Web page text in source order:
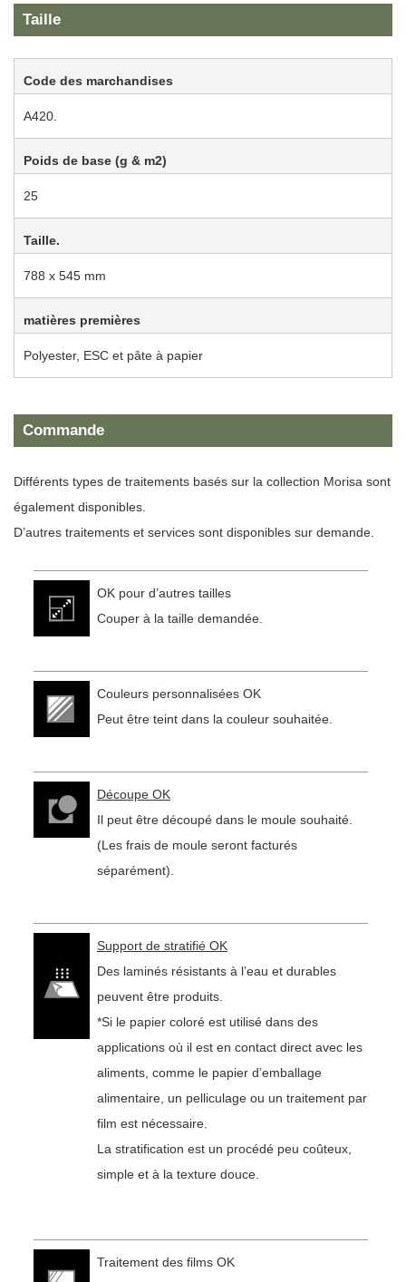
Taille
Code des marchandises
A420.
Poids de base (g & m2)
25
Taille.
788 x 545 mm
matières premières
Polyester, ESC et pâte à papier
Commande
Différents types de traitements basés sur la collection Morisa sont
également disponibles.
D’autres traitements et services sont disponibles sur demande.
OK pour d’autres tailles
Couper à la taille demandée.
Couleurs personnalisées OK
Peut être teint dans la couleur souhaitée.
Découpe OK
Il peut être découpé dans le moule souhaité.
(Les frais de moule seront facturés
séparément).
Support de stratifié OK
Des laminés résistants à l’eau et durables
peuvent être produits.
*Si le papier coloré est utilisé dans des
applications où il est en contact direct avec les
aliments, comme le papier d’emballage
alimentaire, un pelliculage ou un traitement par
film est nécessaire.
La stratification est un procédé peu coûteux,
simple et à la texture douce.
Traitement des films OK